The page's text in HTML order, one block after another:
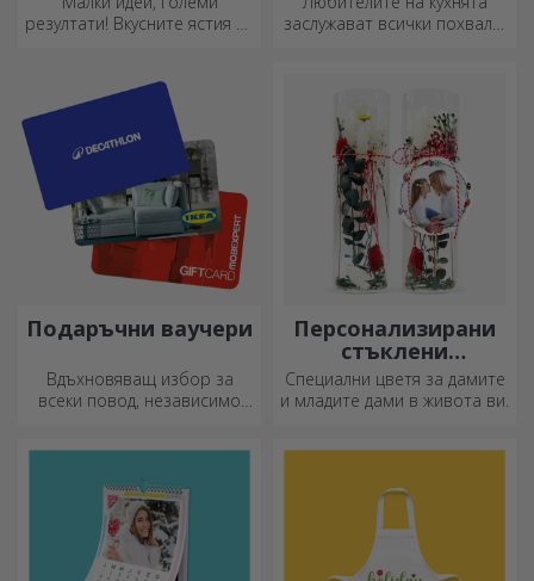
резултати! Вкусните ястия се
ножове, изберете
подходящия!
заслужават всички похвали,
Изберете подходящия!
Подаръчни ваучери
Вдъхновяващ избор за
всеки повод, независимо
Персонализирани
стъклени
орнаменти с
консервирани
цветя
Специални цветя за дамите
и младите дами в живота ви.